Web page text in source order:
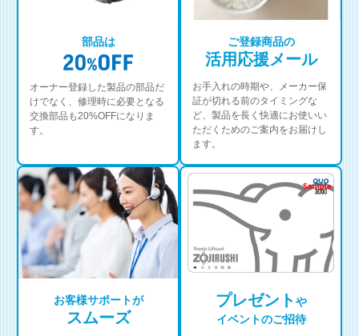
部品は
オーナー登録した製品の部品だ
けでなく、修理時に必要となる
交換部品も20%OFFになりま
す。
ご登録商品の
活用応援メール
お手入れの時期や、メーカー保
証が切れる前のタイミングな
ど、製品を長く快適にお使いい
ただくためのご案内をお届けし
ます。
お客様サポートが
スムーズ
プレゼントや
イベントのご招待